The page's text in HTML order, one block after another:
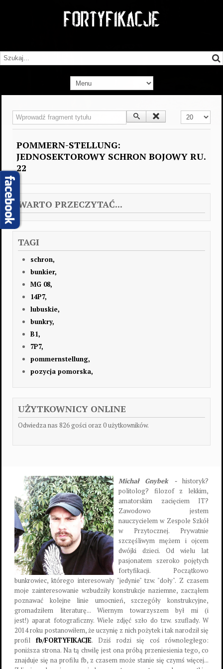
Wprowadź fragment tytułu Pokaż #
POMMERN-STELLUNG:
JEDNOSEKTOROWY SCHRON BOJOWY RU.
22
WARTO PRZECZYTAĆ...
TAGI
schron,
bunkier,
MG 08,
14P7,
lubuskie,
bunkry,
B1,
7P7,
pommernstellung,
pozycja pomorska,
UŻYTKOWNICY ONLINE
Odwiedza nas 826 gości oraz 0 użytkowników.
Michał Gnybek - historyk?
politolog? filozof z lekkim,
amatorskim zacięciem IT?
Zawodowo jestem
nauczycielem w Zespole Szkół
w Przytocznej. Prywatnie
szczęśliwym mężem i ojcem
dwójki dzieci. Od wielu lat
pasjonatem szeroko pojętych
fortyfikacji. Początkowo
bunkrowiec, którego interesowały "jedynie" tzw. "doły". Z czasem
moje zainteresowanie wzbudziły konstrukcje naziemne, zacząłem
poznawać kolejne linie umocnień, szczegóły konstrukcyjne,
gromadziłem literaturę... Wiernym towarzyszem był mi (i
jest!) aparat fotograficzny. Wiele zdjęć szło do tzw. szuflady. W
2014 roku postanowiłem, że uczynię z nich pożytek i tak narodził się
profil fb/FORTYFIKACJE. Dziś rodzi się coś równoległego:
poniższa strona. Na tą chwilę jest ona próbą przeniesienia tego, co
znajduje się na profilu fb, z czasem może stanie się czymś więcej...